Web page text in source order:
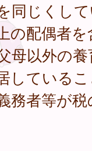
同じくし
の配偶者
母以外の
している
務者等が